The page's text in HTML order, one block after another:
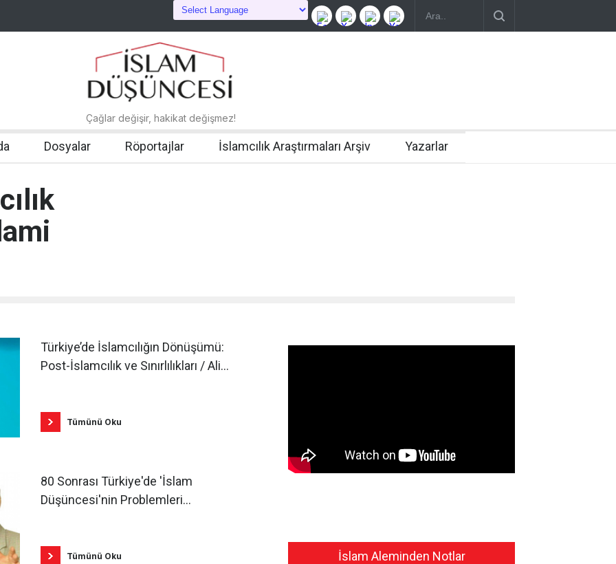
Çağlar değişir, hakikat değişmez!
Dosyalar Röportajlar İslamcılık Araştırmaları Arşiv Yazarlar
Türkiye’de İslamcılığın Dönüşümü:
Post-İslamcılık ve Sınırlılıkları / Ali
Tümünü Oku
80 Sonrası Türkiye'de 'İslam
Düşüncesi'nin Problemleri
Tümünü Oku İslam Aleminden Notlar